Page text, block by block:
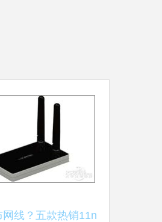
网线？五款热销11n